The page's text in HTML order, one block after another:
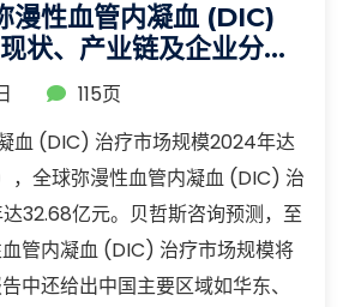
漫性血管内凝血 (DIC)
状、产业链及企业分析
115页
血 (DIC) 治疗市场规模2024年达
，全球弥漫性血管内凝血 (DIC) 治
32.68亿元。贝哲斯咨询预测，至
管内凝血 (DIC) 治疗市场规模将
中还给出中国主要区域如华东、